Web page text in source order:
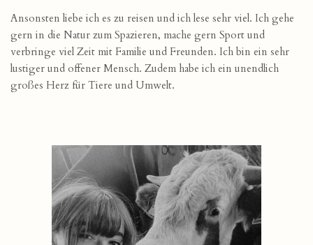
Ansonsten liebe ich es zu reisen und ich lese sehr viel. Ich gehe
gern in die Natur zum Spazieren, mache gern Sport und
verbringe viel Zeit mit Familie und Freunden. Ich bin ein sehr
lustiger und offener Mensch. Zudem habe ich ein unendlich
großes Herz für Tiere und Umwelt.